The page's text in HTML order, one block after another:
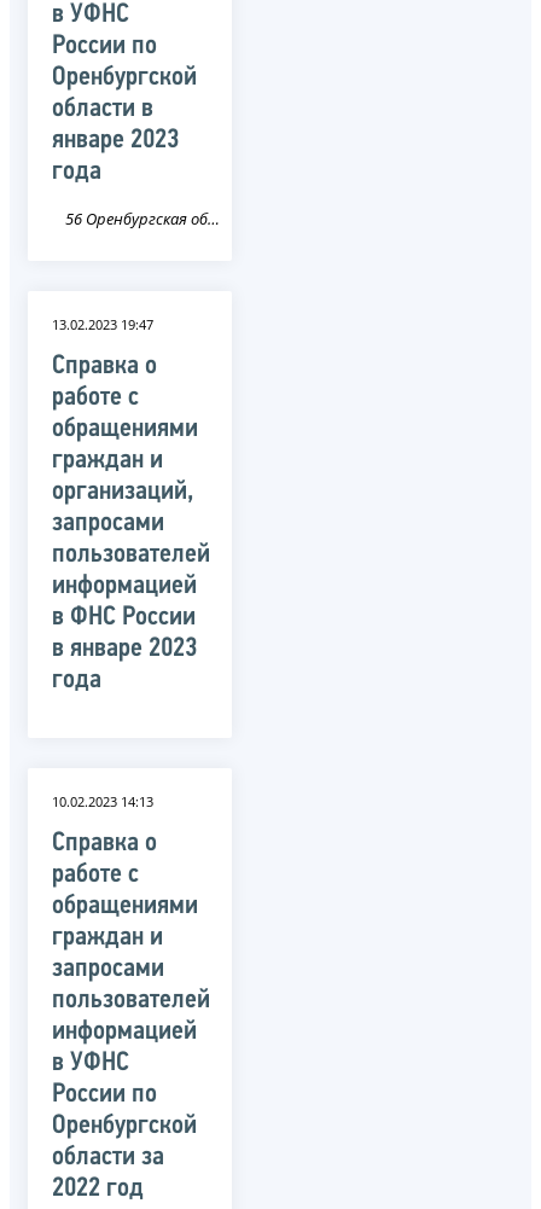
в УФНС
России по
Оренбургской
области в
январе 2023
года
56 Оренбургская область
13.02.2023 19:47
Справка о
работе с
обращениями
граждан и
организаций,
запросами
пользователей
информацией
в ФНС России
в январе 2023
года
10.02.2023 14:13
Справка о
работе с
обращениями
граждан и
запросами
пользователей
информацией
в УФНС
России по
Оренбургской
области за
2022 год